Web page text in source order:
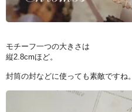
モチーフ一つの大きさは
縦2.8cmほど。
封筒の封などに使っても素敵ですね。